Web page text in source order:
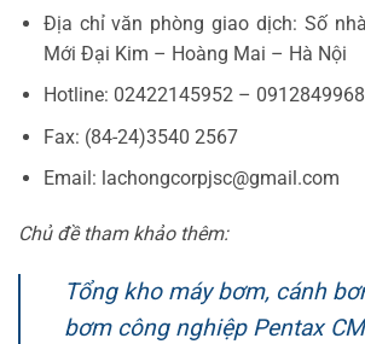
Địa chỉ văn phòng giao dịch: Số
Mới Đại Kim – Hoàng Mai – Hà Nội
Hotline: 02422145952 – 0912849968
Fax: (84-24)3540 2567
Email: lachongcorpjsc@gmail.com
Chủ đề tham khảo thêm:
Tổng kho máy bơm, cánh
bơm công nghiệp Pentax